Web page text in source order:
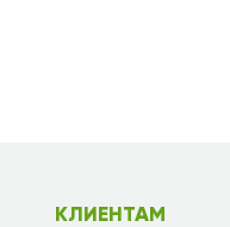
КЛИЕНТАМ